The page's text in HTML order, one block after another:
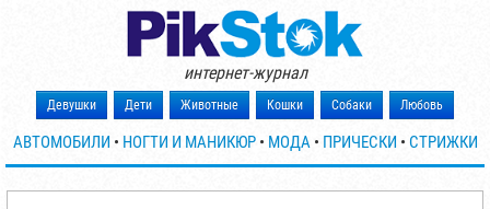
интернет-журнал
Девушки Дети Животные Кошки Собаки Любовь
АВТОМОБИЛИ • НОГТИ И МАНИКЮР• МОДА • ПРИЧЕСКИ • СТРИЖКИ